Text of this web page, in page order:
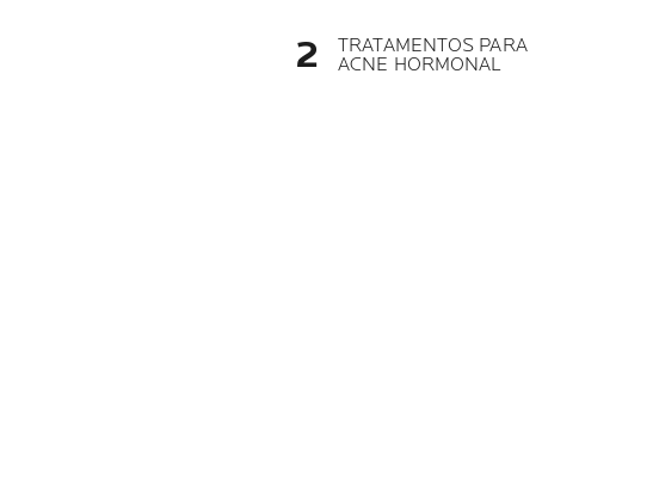
TRATAMENTOS PARA
ACNE HORMONAL